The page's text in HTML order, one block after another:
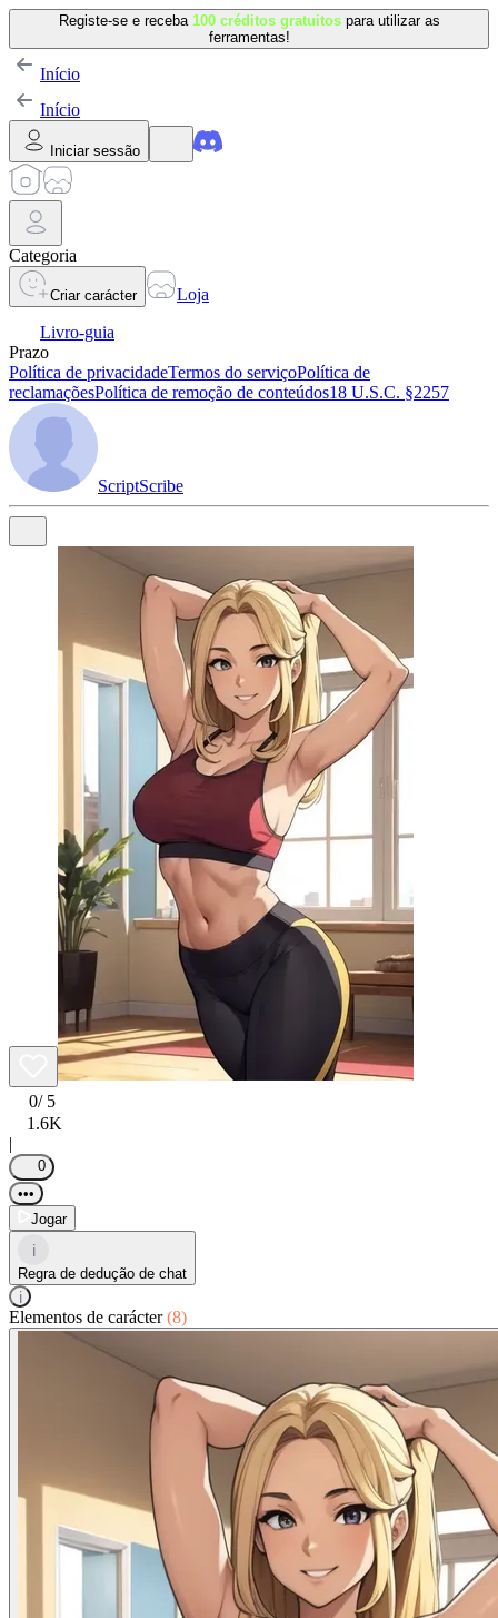
Registe-se e receba 100 créditos gratuitos para utilizar as
ferramentas!
Início
Início
Iniciar sessão
Categoria
Criar carácter
Loja
Livro-guia
Prazo
Política de privacidadeTermos do serviçoPolítica de
reclamaçõesPolítica de remoção de conteúdos18 U.S.C. §2257
ScriptScribe
0/ 5
1.6K
|
0
•••
Jogar
i
Regra de dedução de chat
i
Elementos de carácter(8)